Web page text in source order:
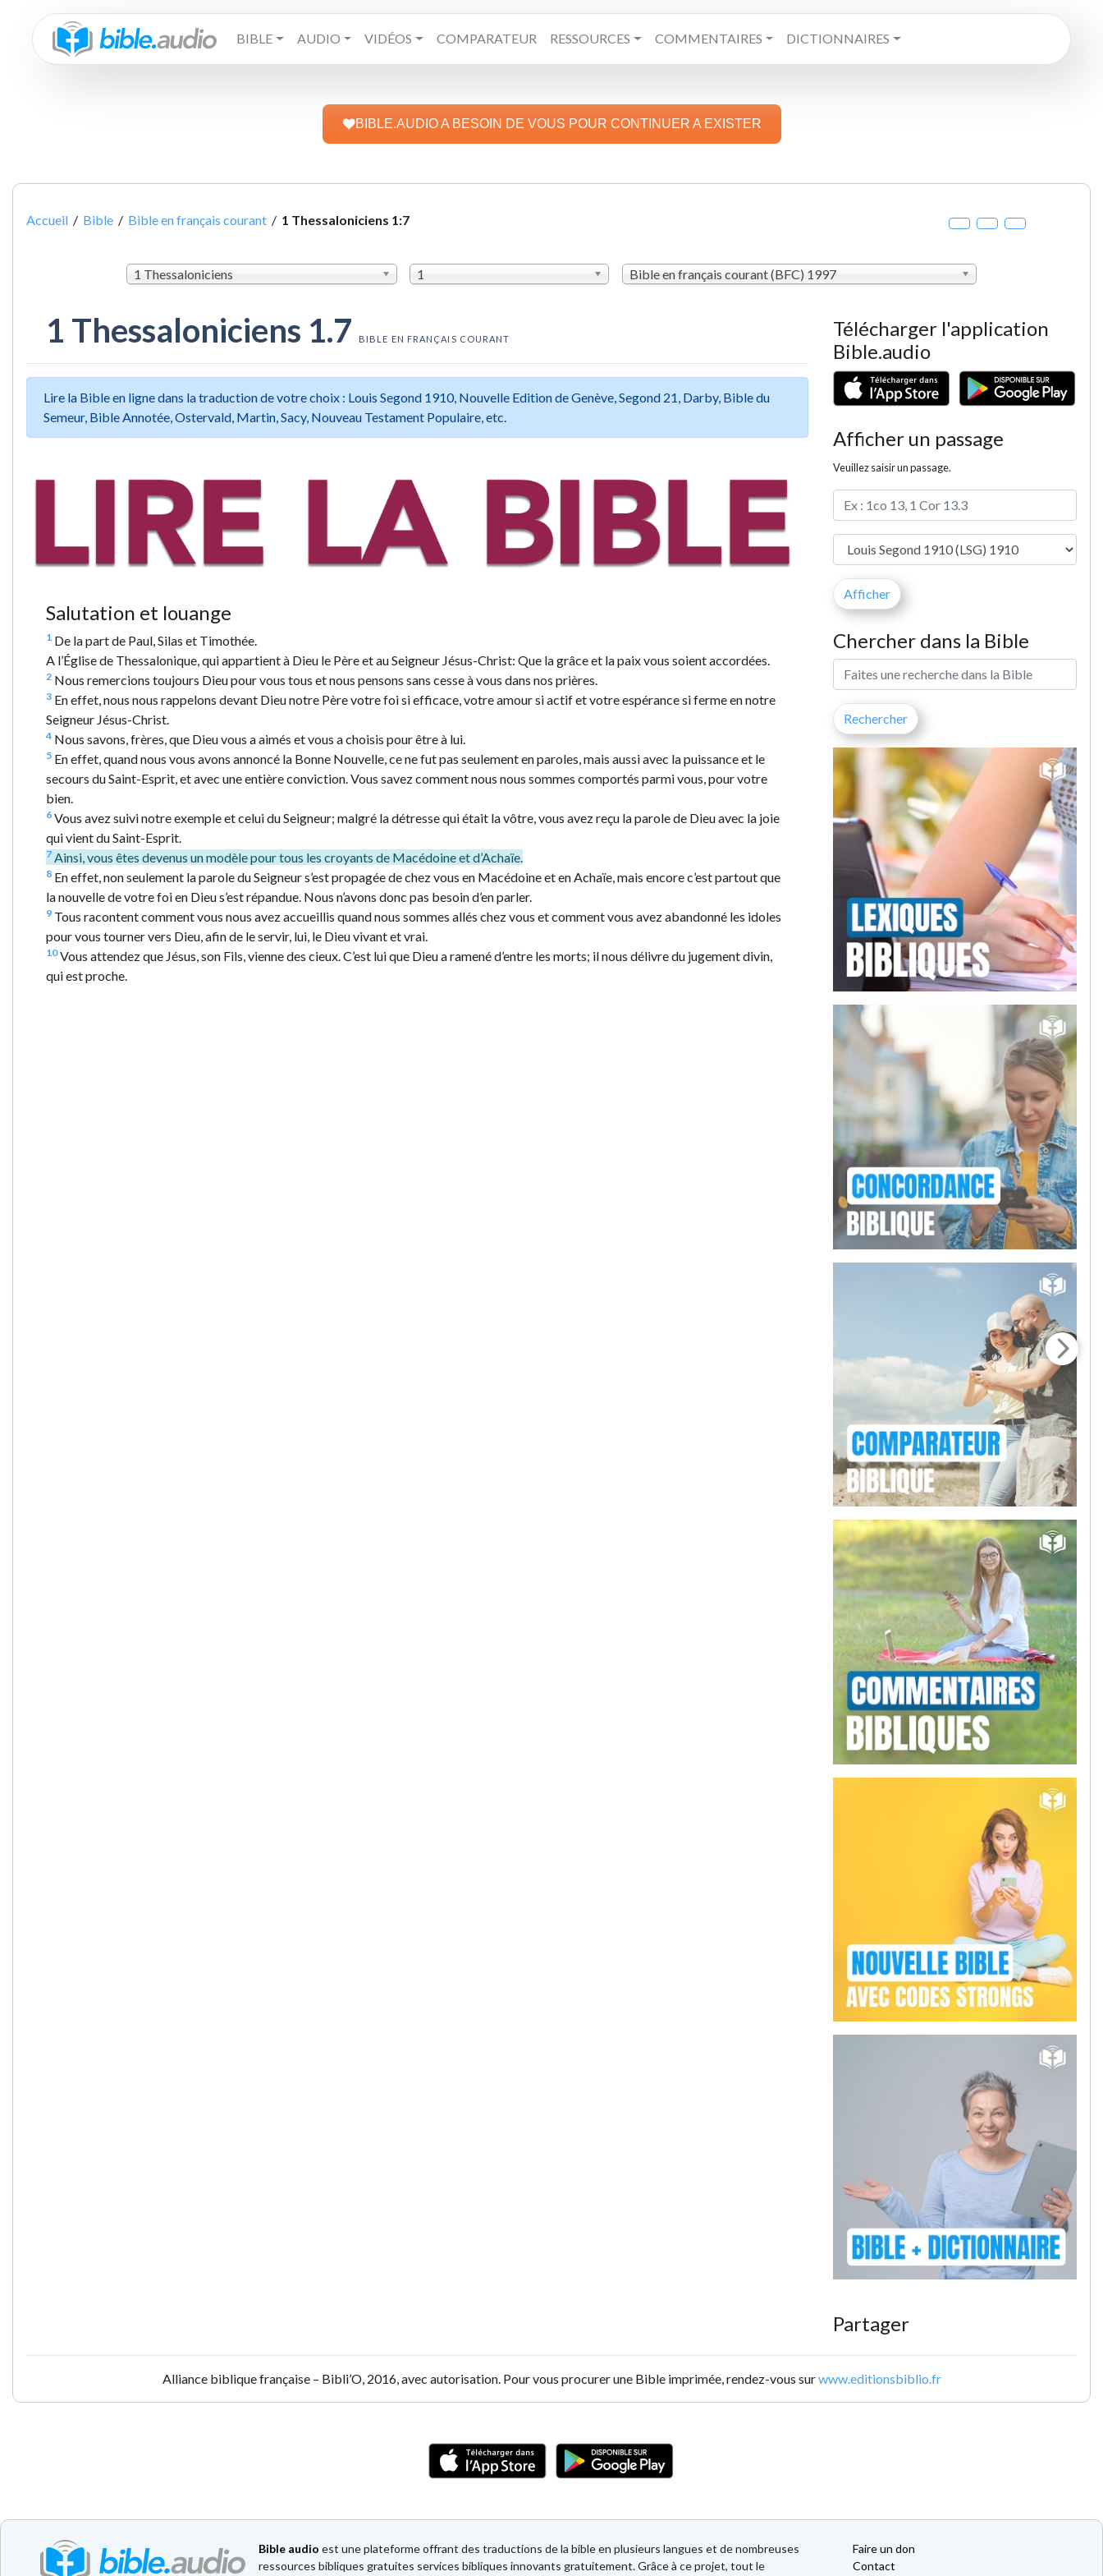
BIBLE AUDIO VIDÉOS COMPARATEUR RESSOURCES COMMENTAIRES DICTIONNAIRES
BIBLE.AUDIO A BESOIN DE VOUS POUR CONTINUER A EXISTER
Accueil / Bible / Bible en français courant / 1 Thessaloniciens 1:7
1 Thessaloniciens 1 Bible en français courant (BFC) 1997
1 Thessaloniciens 1.7 BIBLE EN FRANÇAIS COURANT
Lire la Bible en ligne dans la traduction de votre choix : Louis Segond 1910, Nouvelle Edition de Genève, Segond 21, Darby, Bible du
Semeur, Bible Annotée, Ostervald, Martin, Sacy, Nouveau Testament Populaire, etc.
Salutation et louange
1 De la part de Paul, Silas et Timothée.
A l’Église de Thessalonique, qui appartient à Dieu le Père et au Seigneur Jésus-Christ: Que la grâce et la paix vous soient accordées.
2 Nous remercions toujours Dieu pour vous tous et nous pensons sans cesse à vous dans nos prières.
3 En effet, nous nous rappelons devant Dieu notre Père votre foi si efficace, votre amour si actif et votre espérance si ferme en notre
Seigneur Jésus-Christ.
4 Nous savons, frères, que Dieu vous a aimés et vous a choisis pour être à lui.
5 En effet, quand nous vous avons annoncé la Bonne Nouvelle, ce ne fut pas seulement en paroles, mais aussi avec la puissance et le
secours du Saint-Esprit, et avec une entière conviction. Vous savez comment nous nous sommes comportés parmi vous, pour votre
bien.
6 Vous avez suivi notre exemple et celui du Seigneur; malgré la détresse qui était la vôtre, vous avez reçu la parole de Dieu avec la joie
qui vient du Saint-Esprit.
7 Ainsi, vous êtes devenus un modèle pour tous les croyants de Macédoine et d’Achaïe.
8 En effet, non seulement la parole du Seigneur s’est propagée de chez vous en Macédoine et en Achaïe, mais encore c’est partout que
la nouvelle de votre foi en Dieu s’est répandue. Nous n’avons donc pas besoin d’en parler.
9 Tous racontent comment vous nous avez accueillis quand nous sommes allés chez vous et comment vous avez abandonné les idoles
pour vous tourner vers Dieu, afin de le servir, lui, le Dieu vivant et vrai.
10Vous attendez que Jésus, son Fils, vienne des cieux. C’est lui que Dieu a ramené d’entre les morts; il nous délivre du jugement divin,
qui est proche.
Télécharger l'application
Bible.audio
Afficher un passage
Veuillez saisir un passage.
Chercher dans la Bible
Partager
Alliance biblique française – Bibli’O, 2016, avec autorisation. Pour vous procurer une Bible imprimée, rendez-vous surwww.editionsbiblio.fr
Bible audio est une plateforme offrant des traductions de la bible en plusieurs langues et de nombreuses
ressources bibliques gratuites services bibliques innovants gratuitement. Grâce à ce projet, tout le
Faire un don
Contact